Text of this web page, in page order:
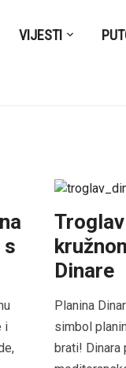
VIJESTI
s
i
Dinare
Planina
simbol
brati! Dinara